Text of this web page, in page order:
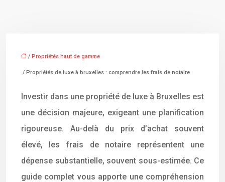
/ Propriétés haut de gamme
/ Propriétés de luxe à bruxelles : comprendre les frais de notaire
Investir dans une propriété de luxe à Bruxelles est
une décision majeure, exigeant une planification
rigoureuse. Au-delà du prix d’achat souvent
élevé, les frais de notaire représentent une
dépense substantielle, souvent sous-estimée. Ce
guide complet vous apporte une compréhension